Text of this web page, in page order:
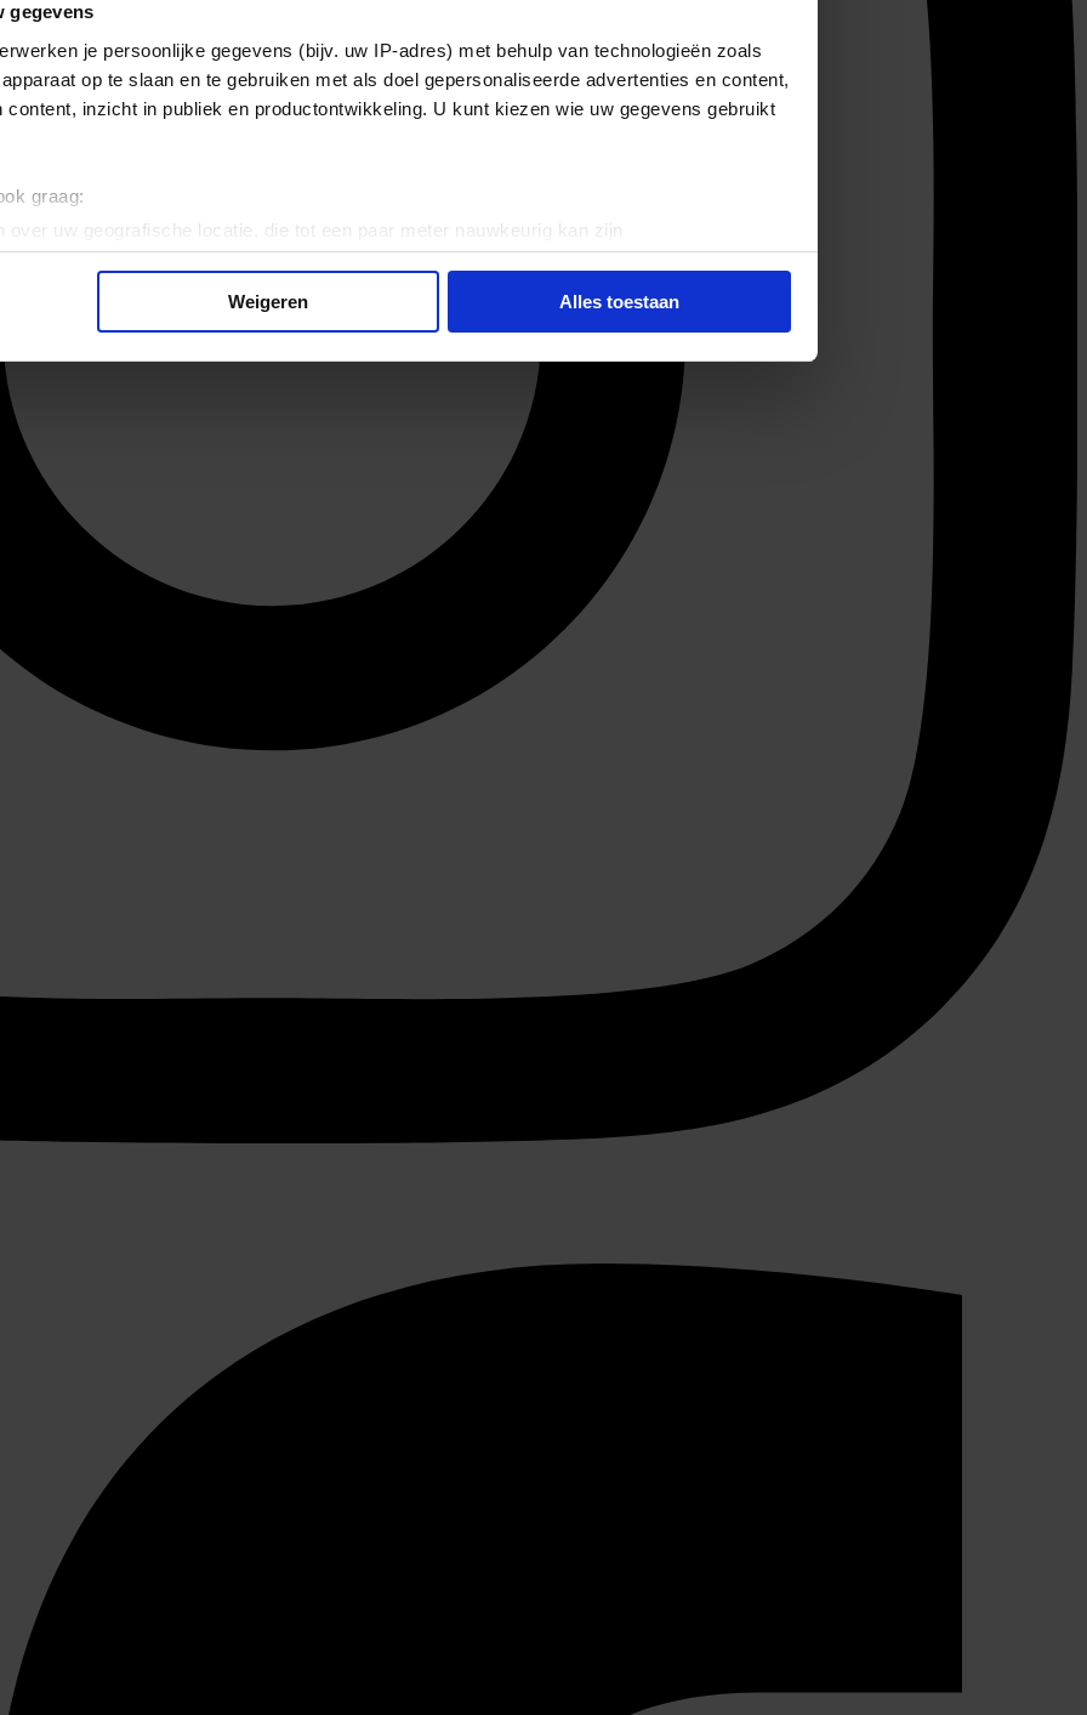
gegevens
je persoonlijke gegevens (bijv. uw IP-adres) met behulp van technologieën zoals
op te slaan en te gebruiken met als doel gepersonaliseerde advertenties en content,
content, inzicht in publiek en productontwikkeling. U kunt kiezen wie uw gegevens gebruikt
graag:
over uw geografische locatie, die tot een paar meter nauwkeurig kan zijn
door het actief te scannen op specifieke eigenschappen (fingerprinting)
gegevens worden verwerkt en stel uw voorkeuren in het
detailgedeelte
en advertenties te personaliseren, om functies voor social media te bieden en om ons
Ook delen we informatie over uw gebruik van onze site met onze partners voor social
Deze partners kunnen deze gegevens combineren met andere informatie die u aan ze heeft
op basis van uw gebruik van hun services.
Weigeren Alles toestaan